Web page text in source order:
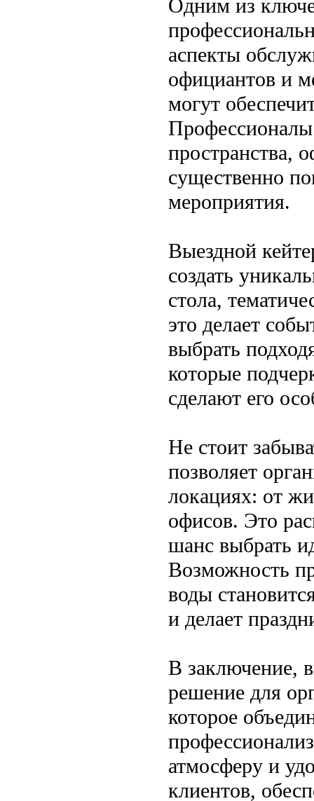
Одним из
аспекты
официантов и
могут
Профессионалы
пространства,
существенно
мероприятия.
Выездной
создать
стола,
это делает
выбрать
которые
сделают его
Не стоит
позволяет
локациях: от
офисов. Это
шанс выбрать
Возможность
воды
и делает
В заключение,
решение для
которое
атмосферу и
клиентов,